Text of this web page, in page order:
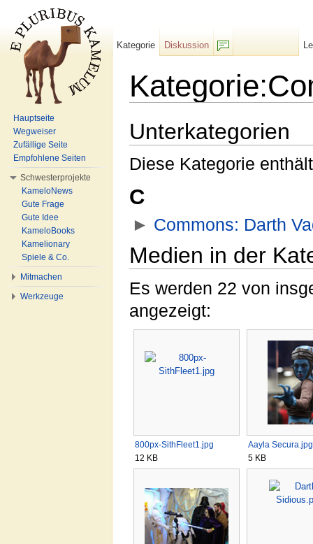
Unterkategorien
Diese Kategorie
C
► Commons: Darth
Medien in der
Es werden 22 von
angezeigt:
800px-SithFleet1.jpg
12 KB
Aayla Secura.jpg
5 KB
Kategorie
Diskussion
Hauptseite
Wegweiser
Zufällige Seite
Empfohlene Seiten
Schwesterprojekte
KameloNews
Gute Frage
Gute Idee
KameloBooks
Kamelionary
Spiele & Co.
Mitmachen
Werkzeuge